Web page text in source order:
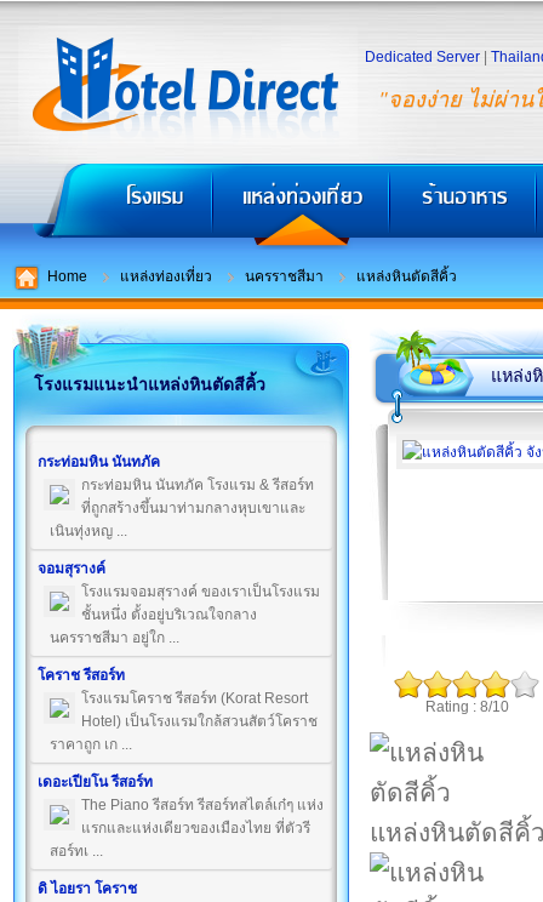
"จองง่าย ไม่ผ่าน
Dedicated Server
Home แหล่งท่องเที่ยว นครราชสีมา แหล่งหินตัดสีคิ้ว
โรงแรมแนะนำแหล่งหินตัดสีคิ้ว
กระท่อมหิน นันทภัค
กระท่อมหิน นันทภัค โรงแรม & รีสอร์ท
ที่ถูกสร้างขึ้นมาท่ามกลางหุบเขาและ
เนินทุ่งหญ ...
จอมสุรางค์
โรงแรมจอมสุรางค์ ของเราเป็นโรงแรม
ชั้นหนึ่ง ตั้งอยู่บริเวณใจกลาง
นครราชสีมา อยู่ใก ...
โคราช รีสอร์ท
โรงแรมโคราช รีสอร์ท (Korat Resort
Hotel) เป็นโรงแรมใกล้สวนสัตว์โคราช
ราคาถูก เก ...
เดอะเปียโน รีสอร์ท
The Piano รีสอร์ท รีสอร์ทสไตล์เก๋ๆ แห่ง
แรกและแห่งเดียวของเมืองไทย ที่ตัวรี
สอร์ทเ ...
ดิ ไอยรา โคราช
แหล่ง
Rating : 8/10
แหล่งหินตัดสีคิ้